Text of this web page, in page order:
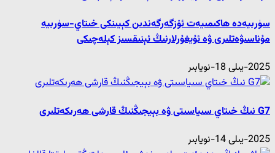
سۈرىيەدە ھاكىمىيەت ئۆزگەرگەندىن كېيىنكى خىتاي-سۈرىيە
مۇناسىۋەتلىرى ۋە ئۇيغۇرلارنىڭ ئېنىقسىز كېلەچىكى
2025-يىلى 18-نويابىر
G7 نىڭ خىتاي سىياسىتى ۋە بېيجىڭنىڭ قارشى ھەرىكەتلىرى
2025-يىلى 14-نويابىر